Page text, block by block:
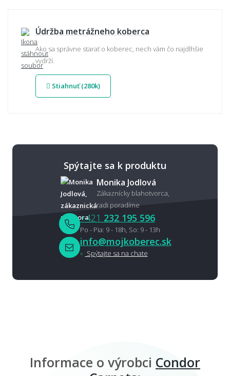
Údržba metrážneho koberca
Ako sa správne starať o koberec, nech vám čo najdlhšie
vydrží.
Stiahnuť (280k)
Spýtajte sa k produktu
Monika Jodlová
Zákaznícky blahotvorca,
radi poradíme
+421 232 195 596
Po - Pia: 9 - 18h, So: 9 - 13h
info@mojkoberec.sk
Spýtajte sa na chate
Informace o výrobci Condor